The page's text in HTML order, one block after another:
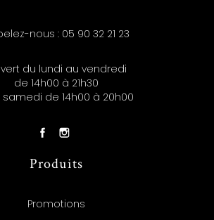
nous : 05 90 32 21 23
du lundi au vendredi
de 14h00 à 21h30
samedi de 14h00 à 20h00
Produits
Promotions